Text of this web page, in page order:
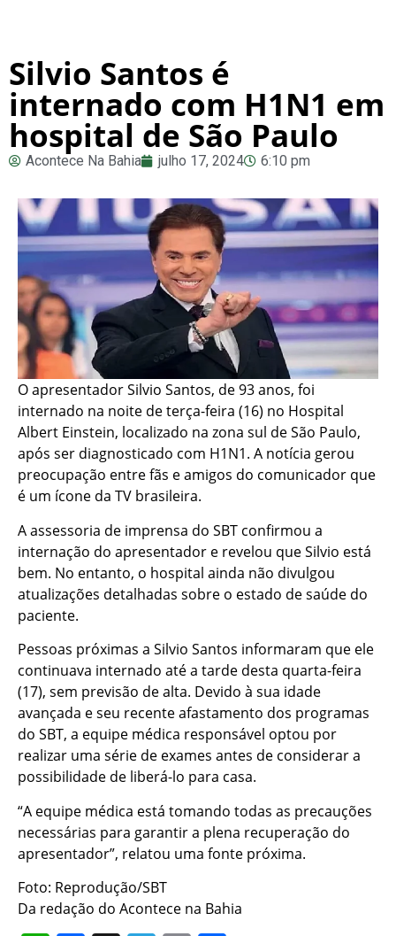
Silvio Santos é
internado com H1N1 em
hospital de São Paulo
Acontece Na Bahia julho 17, 2024 6:10 pm
O apresentador Silvio Santos, de 93 anos, foi
internado na noite de terça-feira (16) no Hospital
Albert Einstein, localizado na zona sul de São Paulo,
após ser diagnosticado com H1N1. A notícia gerou
preocupação entre fãs e amigos do comunicador que
é um ícone da TV brasileira.
A assessoria de imprensa do SBT confirmou a
internação do apresentador e revelou que Silvio está
bem. No entanto, o hospital ainda não divulgou
atualizações detalhadas sobre o estado de saúde do
paciente.
Pessoas próximas a Silvio Santos informaram que ele
continuava internado até a tarde desta quarta-feira
(17), sem previsão de alta. Devido à sua idade
avançada e seu recente afastamento dos programas
do SBT, a equipe médica responsável optou por
realizar uma série de exames antes de considerar a
possibilidade de liberá-lo para casa.
“A equipe médica está tomando todas as precauções
necessárias para garantir a plena recuperação do
apresentador”, relatou uma fonte próxima.
Foto: Reprodução/SBT
Da redação do Acontece na Bahia